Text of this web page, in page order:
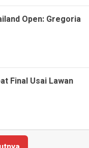
Open: Gregoria
Final Usai Lawan